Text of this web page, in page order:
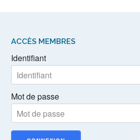
ACCÈS MEMBRES
Identifiant
Mot de passe